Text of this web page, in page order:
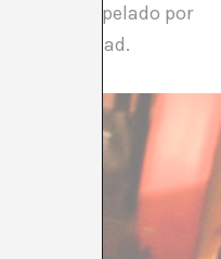
ser interpelado por
la sociedad.